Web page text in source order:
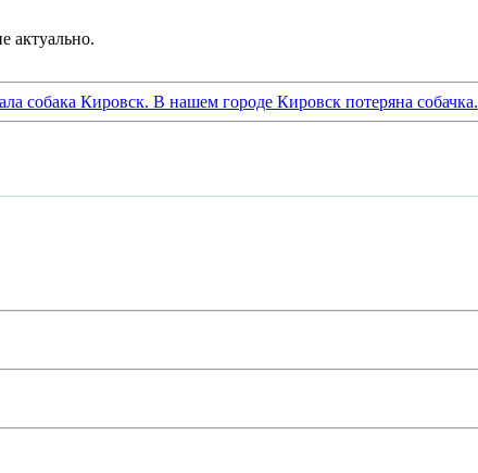
собака Кировск. В нашем городе Кировск потеряна собачка.